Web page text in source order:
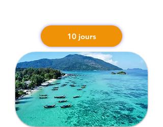
10 jours